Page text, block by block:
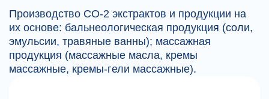
Производство СО-2 экстрактов и продукции на
их основе: бальнеологическая продукция (соли,
эмульсии, травяные ванны); массажная
продукция (массажные масла, кремы
массажные, кремы-гели массажные).